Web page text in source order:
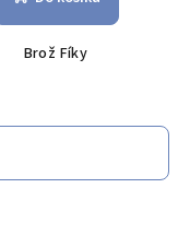
Brož Fíky